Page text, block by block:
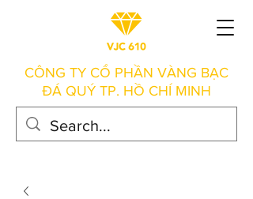
CÔNG TY CỔ PHẦN VÀNG BẠC
ĐÁ QUÝ TP. HỒ CHÍ MINH